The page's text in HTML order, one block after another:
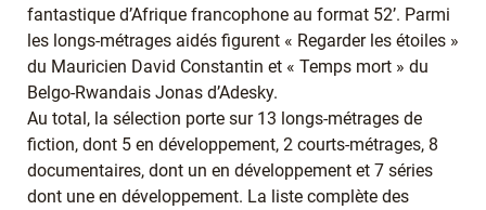
fantastique d’Afrique francophone au format 52’. Parmi
les longs-métrages aidés figurent « Regarder les étoiles »
du Mauricien David Constantin et « Temps mort » du
Belgo-Rwandais Jonas d’Adesky.
Au total, la sélection porte sur 13 longs-métrages de
fiction, dont 5 en développement, 2 courts-métrages, 8
documentaires, dont un en développement et 7 séries
dont une en développement. La liste complète des